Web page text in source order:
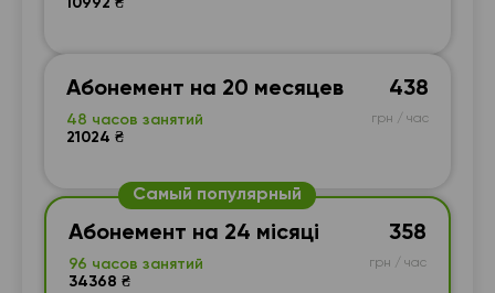
10992 ₴
Абонемент на 20 месяцев
48 часов занятий
21024 ₴
438
грн / час
Самый популярный
Абонемент на 24 місяці
96 часов занятий
34368 ₴
358
грн / час